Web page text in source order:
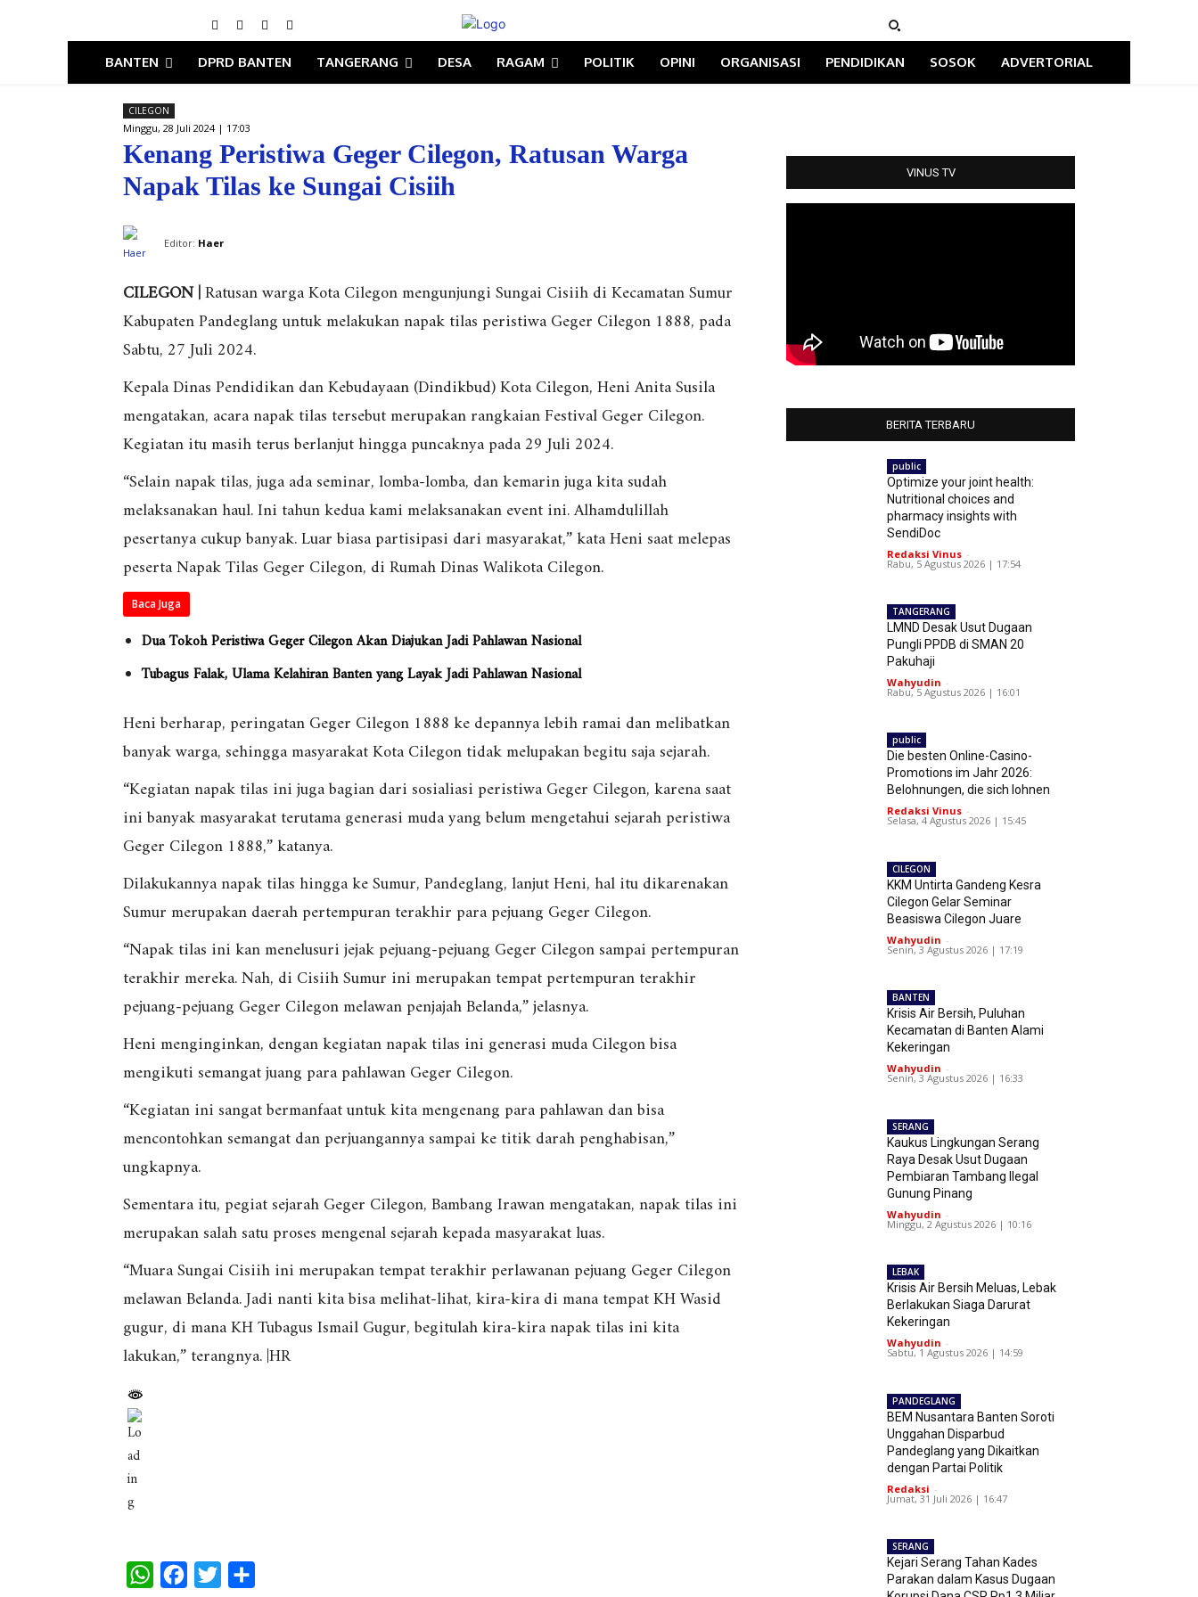
BANTEN DPRD BANTEN TANGERANG DESA RAGAM POLITIK OPINI ORGANISASI PENDIDIKAN SOSOK ADVERTORIAL
CILEGON
Minggu, 28 Juli 2024 | 17:03
Kenang Peristiwa Geger Cilegon, Ratusan Warga
Napak Tilas ke Sungai Cisiih
Editor: Haer
CILEGON |Ratusan warga Kota Cilegon mengunjungi Sungai Cisiih di Kecamatan Sumur
Kabupaten Pandeglang untuk melakukan napak tilas peristiwa Geger Cilegon 1888, pada
Sabtu, 27 Juli 2024.
Kepala Dinas Pendidikan dan Kebudayaan (Dindikbud) Kota Cilegon, Heni Anita Susila
mengatakan, acara napak tilas tersebut merupakan rangkaian Festival Geger Cilegon.
Kegiatan itu masih terus berlanjut hingga puncaknya pada 29 Juli 2024.
“Selain napak tilas, juga ada seminar, lomba-lomba, dan kemarin juga kita sudah
melaksanakan haul. Ini tahun kedua kami melaksanakan event ini. Alhamdulillah
pesertanya cukup banyak. Luar biasa partisipasi dari masyarakat,” kata Heni saat melepas
peserta Napak Tilas Geger Cilegon, di Rumah Dinas Walikota Cilegon.
Baca Juga
Dua Tokoh Peristiwa Geger Cilegon Akan Diajukan Jadi Pahlawan Nasional
Tubagus Falak, Ulama Kelahiran Banten yang Layak Jadi Pahlawan Nasional
Heni berharap, peringatan Geger Cilegon 1888 ke depannya lebih ramai dan melibatkan
banyak warga, sehingga masyarakat Kota Cilegon tidak melupakan begitu saja sejarah.
“Kegiatan napak tilas ini juga bagian dari sosialiasi peristiwa Geger Cilegon, karena saat
ini banyak masyarakat terutama generasi muda yang belum mengetahui sejarah peristiwa
Geger Cilegon 1888,” katanya.
Dilakukannya napak tilas hingga ke Sumur, Pandeglang, lanjut Heni, hal itu dikarenakan
Sumur merupakan daerah pertempuran terakhir para pejuang Geger Cilegon.
“Napak tilas ini kan menelusuri jejak pejuang-pejuang Geger Cilegon sampai pertempuran
terakhir mereka. Nah, di Cisiih Sumur ini merupakan tempat pertempuran terakhir
pejuang-pejuang Geger Cilegon melawan penjajah Belanda,” jelasnya.
Heni menginginkan, dengan kegiatan napak tilas ini generasi muda Cilegon bisa
mengikuti semangat juang para pahlawan Geger Cilegon.
“Kegiatan ini sangat bermanfaat untuk kita mengenang para pahlawan dan bisa
mencontohkan semangat dan perjuangannya sampai ke titik darah penghabisan,”
ungkapnya.
Sementara itu, pegiat sejarah Geger Cilegon, Bambang Irawan mengatakan, napak tilas ini
merupakan salah satu proses mengenal sejarah kepada masyarakat luas.
“Muara Sungai Cisiih ini merupakan tempat terakhir perlawanan pejuang Geger Cilegon
melawan Belanda. Jadi nanti kita bisa melihat-lihat, kira-kira di mana tempat KH Wasid
gugur, di mana KH Tubagus Ismail Gugur, begitulah kira-kira napak tilas ini kita
lakukan,” terangnya. |HR
W
VINUS TV
BERITA TERBARU
public
Optimize your joint health:
Nutritional choices and
pharmacy insights with
SendiDoc
Redaksi Vinus -
Rabu, 5 Agustus 2026 | 17:54
TANGERANG
LMND Desak Usut Dugaan
Pungli PPDB di SMAN 20
Pakuhaji
Wahyudin -
Rabu, 5 Agustus 2026 | 16:01
public
Die besten Online-Casino-
Promotions im Jahr 2026:
Belohnungen, die sich lohnen
Redaksi Vinus -
Selasa, 4 Agustus 2026 | 15:45
CILEGON
KKM Untirta Gandeng Kesra
Cilegon Gelar Seminar
Beasiswa Cilegon Juare
Wahyudin -
Senin, 3 Agustus 2026 | 17:19
BANTEN
Krisis Air Bersih, Puluhan
Kecamatan di Banten Alami
Kekeringan
Wahyudin -
Senin, 3 Agustus 2026 | 16:33
SERANG
Kaukus Lingkungan Serang
Raya Desak Usut Dugaan
Pembiaran Tambang Ilegal
Gunung Pinang
Wahyudin -
Minggu, 2 Agustus 2026 | 10:16
LEBAK
Krisis Air Bersih Meluas, Lebak
Berlakukan Siaga Darurat
Kekeringan
Wahyudin -
Sabtu, 1 Agustus 2026 | 14:59
PANDEGLANG
BEM Nusantara Banten Soroti
Unggahan Disparbud
Pandeglang yang Dikaitkan
dengan Partai Politik
Redaksi -
Jumat, 31 Juli 2026 | 16:47
SERANG
Kejari Serang Tahan Kades
Parakan dalam Kasus Dugaan